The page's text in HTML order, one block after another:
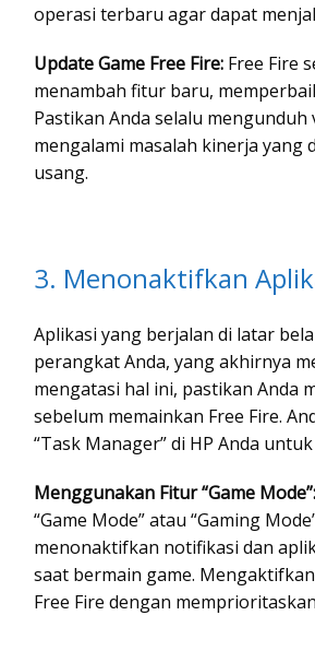
operasi terbaru agar dapat
Update Game Free Fire: Free Fire
menambah fitur baru,
Pastikan Anda selalu
mengalami masalah kinerja yang
usang.
3. Menonaktifkan
Aplikasi yang berjalan di latar
perangkat Anda, yang akhirnya
mengatasi hal ini, pastikan Anda
sebelum memainkan Free Fire.
“Task Manager” di HP Anda
Menggunakan Fitur “Game Mode”:
“Game Mode” atau “Gaming
menonaktifkan notifikasi dan
saat bermain game.
Free Fire dengan